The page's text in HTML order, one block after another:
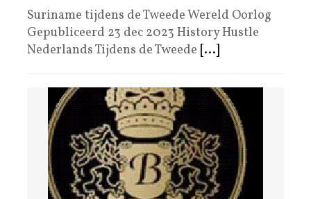
Suriname tijdens de Tweede Wereld Oorlog
Gepubliceerd 23 dec 2023 History Hustle
Nederlands Tijdens de Tweede [...]